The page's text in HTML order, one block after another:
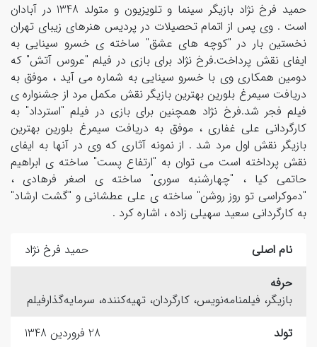
حمید فرخ نژاد بازیگر سینما و تلویزیون و متولد 1348 در آبادان
است . وی پس از اتمام تحصیلات در پردیس هنرهای زیبای تهران
نخستین بار در "کوچه های عشق" ساخته ی خسرو سینایی به
ایفای نقش پرداخت.فرخ نژاد برای بازی در فیلم "عروس آتش" که
دومین همکاری وی با خسرو سینایی به شماره می آید ، موفق به
دریافت سیمرغ بلورین بهترین بازیگر نقش مکمل مرد از جشنواره ی
فیلم فجر شد.فرخ نژاد همچنین برای بازی در فیلم "استرداد" به
کارگردانی علی غفاری ، موفق به دریافت سیمرغ بلورین بهترین
بازیگر نقش اول مرد شد . از نمونه آثاری که وی در آنها به ایفای
نقش پرداخته است می توان به "ارتفاع پست" ساخته ی ابراهیم
حاتمی کیا ، "چهارشنبه سوری" ساخته ی اصغر فرهادی ،
"دموکراسی تو روز روشن" ساخته ی علی عطشانی و "گشت ارشاد"
به کارگردانی سعید سهیلی زاده ، اشاره کرد .
نام اصلی
حمید فرخ نژاد
حرفه
بازیگر، فیلمنامه‌نویس، کارگردان، تهیه‌کننده، سرمایه‌گذارفیلم
تولد
28 فروردین 1348